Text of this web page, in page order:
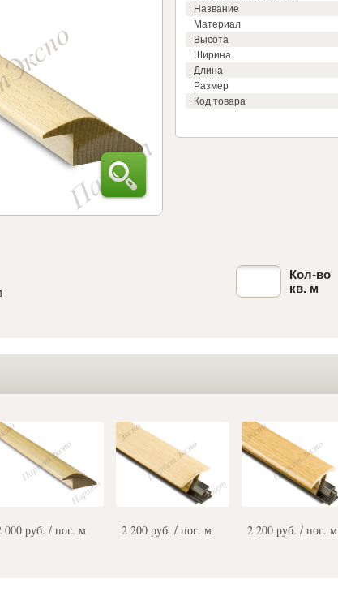
Название
Материал
Высота
Ширина
Длина
Размер
Код товара
Кол-во
кв. м
000 руб. / пог. м 2 200 руб. / пог. м 2 200 руб. / пог. м